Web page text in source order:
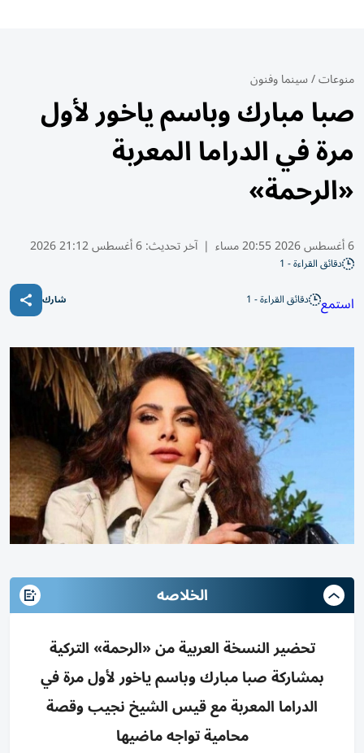
منوعات/سينما وفنون
صبا مبارك وباسم ياخور لأول
مرة في الدراما المعربة
«الرحمة»
6 أغسطس 2026 20:55 مساء | آخر تحديث:6 أغسطس 21:12 2026
دقائق القراءة - 1
استمع دقائق القراءة - 1 شارك
الخلاصه
تحضير النسخة العربية من «الرحمة» التركية
بمشاركة صبا مبارك وباسم ياخور لأول مرة في
الدراما المعربة مع قيس الشيخ نجيب وقصة
محامية تواجه ماضيها